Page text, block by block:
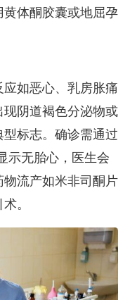
体酮胶囊或地屈孕
如恶心、乳房胀痛
阴道褐色分泌物或
标志。确诊需通过
示无胎心，医生会
流产如米非司酮片
。